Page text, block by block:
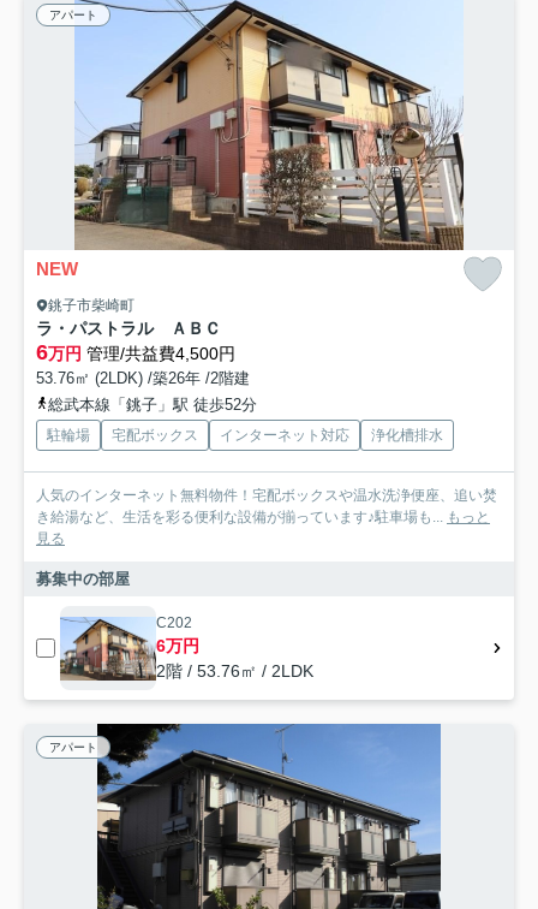
アパート
NEW
銚子市柴崎町
ラ・パストラル ＡＢＣ
6万円 管理/共益費4,500円
53.76㎡ (2LDK) /築26年 /2階建
総武本線「銚子」駅 徒歩52分
駐輪場 宅配ボックス インターネット対応 浄化槽排水
人気のインターネット無料物件！宅配ボックスや温水洗浄便座、追い焚
き給湯など、生活を彩る便利な設備が揃っています♪駐車場も... もっと
見る
募集中の部屋
C202
6万円
2階 / 53.76㎡ / 2LDK
アパート